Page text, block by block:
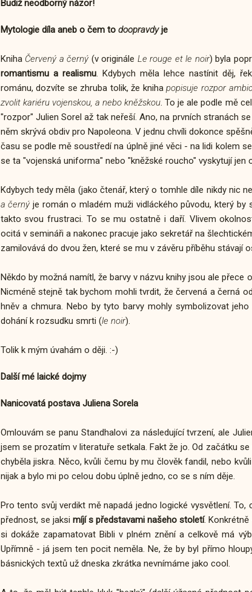
Budiž neodborný názor!
Mytologie díla aneb o čem to doopravdyje
Kniha Červený a černý(v originále Le rouge et le noir) byla
romantismu a realismu. Kdybych měla lehce nastínit děj,
románu, dozvíte se zhruba tolik, že knihapopisuje rozpor
zvolit kariéru vojenskou, a nebo kněžskou. To je ale podle mě
"rozpor" Julien Sorel až tak neřeší. Ano, na prvních stranách
něm skrývá obdiv pro Napoleona. V jednu chvíli dokonce
času se podle mě soustředí na úplně jiné věci - na lidi kolem
se ta "vojenská uniforma" nebo "kněžské roucho" vyskytují jen
Kdybych tedy měla (jako čtenář, který o tomhle díle nikdy nic
a černýje román o mladém muži vidláckého původu, který by
takto svou frustraci. To se mu ostatně i daří. Vlivem
ocitá v semináři a nakonec pracuje jako sekretář na
zamilovává do dvou žen, které se mu v závěru příběhu stávají
Někdo by možná namítl, že barvy v názvu knihy jsou ale
Nicméně stejně tak bychom mohli tvrdit, že červená a černá
hněv a chmura. Nebo by tyto barvy mohly symbolizovat
dohání k rozsudku smrti (le noir).
Tolik k mým úvahám o ději. :-)
Další mé laické dojmy
Nanicovatá postava Juliena Sorela
Omlouvám se panu Standhalovi za následující tvrzení, ale
jsem se prozatím v literatuře setkala. Fakt že jo. Od začátku
chyběla jiskra. Něco, kvůli čemu by mu člověk fandil, nebo
nijak a bylo mi po celou dobu úplně jedno, co se s ním děje.
Pro tento svůj verdikt mě napadá jedno logické vysvětlení.
přednost, se jaksi míjí s představami našeho století.
si dokáže zapamatovat Bibli v plném znění a celkově má
Upřímně - já jsem ten pocit neměla. Ne, že by byl přímo
básnických textů už dneska zkrátka nevnímáme jako cool.